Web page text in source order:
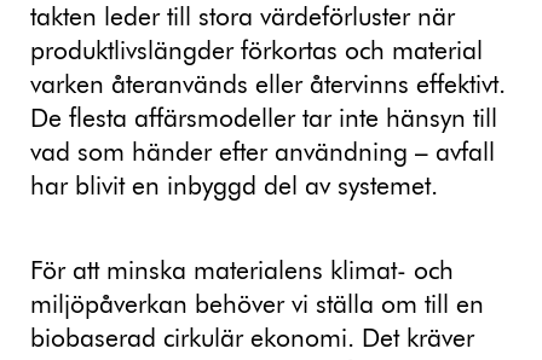
takten leder till stora värdeförluster när
produktlivslängder förkortas och material
varken återanvänds eller återvinns effektivt.
De flesta affärsmodeller tar inte hänsyn till
vad som händer efter användning – avfall
har blivit en inbyggd del av systemet.
För att minska materialens klimat- och
miljöpåverkan behöver vi ställa om till en
biobaserad cirkulär ekonomi. Det kräver